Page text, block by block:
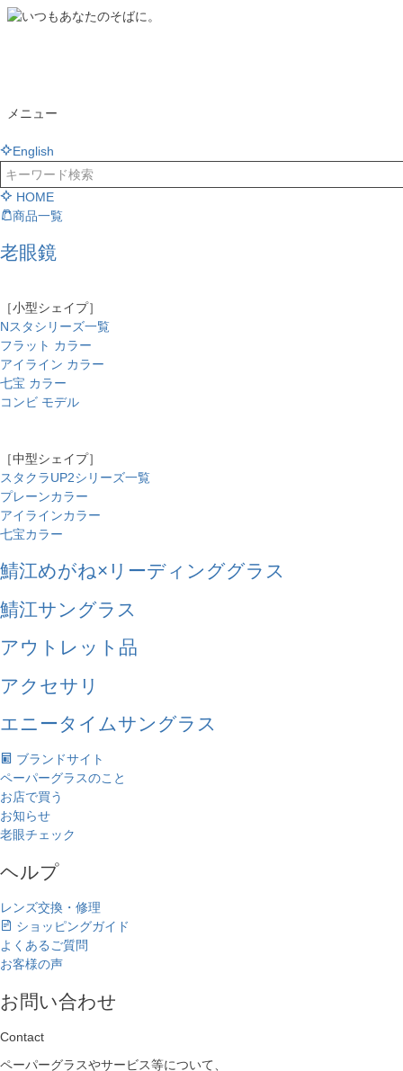
メニュー
English
HOME
商品一覧
老眼鏡
［小型シェイプ］
Nスタシリーズ一覧
フラット カラー
アイライン カラー
七宝 カラー
コンビ モデル
［中型シェイプ］
スタクラUP2シリーズ一覧
プレーンカラー
アイラインカラー
七宝カラー
鯖江めがね×リーディンググラス
鯖江サングラス
アウトレット品
アクセサリ
エニータイムサングラス
ブランドサイト
ペーパーグラスのこと
お店で買う
お知らせ
老眼チェック
ヘルプ
レンズ交換・修理
ショッピングガイド
よくあるご質問
お客様の声
お問い合わせ
Contact
ペーパーグラスやサービス等について、